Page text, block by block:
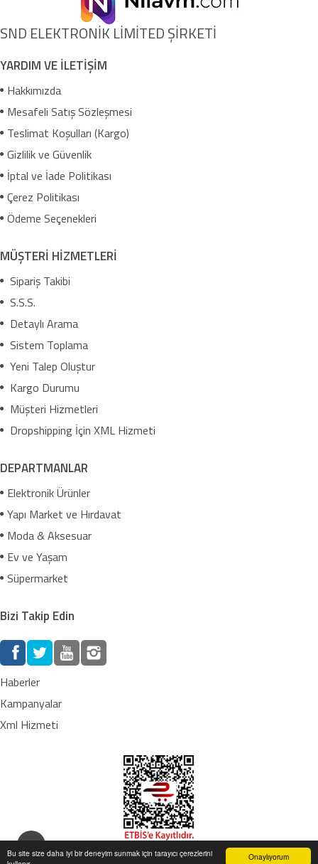
Onaylıyorum
Bu site size daha iyi bir deneyim sunmak için tarayıcı çerezlerini
SND ELEKTRONİK LİMİTED ŞİRKETİ
YARDIM VE İLETİŞİM
Hakkımızda
Mesafeli Satış Sözleşmesi
Teslimat Koşulları (Kargo)
Gizlilik ve Güvenlik
İptal ve İade Politikası
Çerez Politikası
Ödeme Seçenekleri
MÜŞTERİ HİZMETLERİ
Sipariş Takibi
S.S.S.
Detaylı Arama
Sistem Toplama
Yeni Talep Oluştur
Kargo Durumu
Müşteri Hizmetleri
Dropshipping İçin XML Hizmeti
DEPARTMANLAR
Elektronik Ürünler
Yapı Market ve Hırdavat
Moda & Aksesuar
Ev ve Yaşam
Süpermarket
Bizi Takip Edin
Haberler
Kampanyalar
Xml Hizmeti